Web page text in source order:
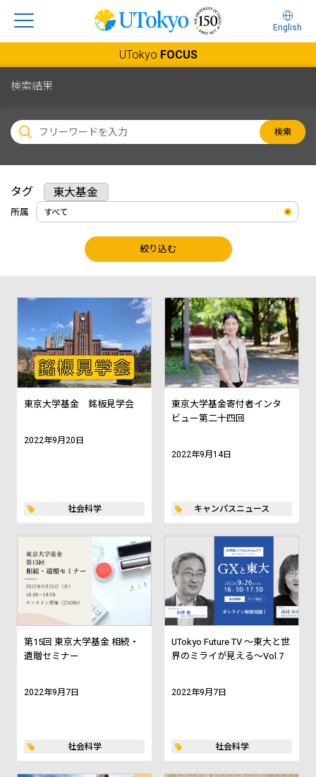
English
UTokyo FOCUS
検索結果
検索
タグ 東大基金
所属
絞り込む
東京大学基金 銘板見学会
2022年9月20日
社会科学
東京大学基金寄付者インタ
ビュー第二十四回
2022年9月14日
キャンパスニュース
第15回 東京大学基金 相続・
遺贈セミナー
2022年9月7日
社会科学
UTokyo Future TV ～東大と世
界のミライが見える～Vol.7
2022年9月7日
社会科学